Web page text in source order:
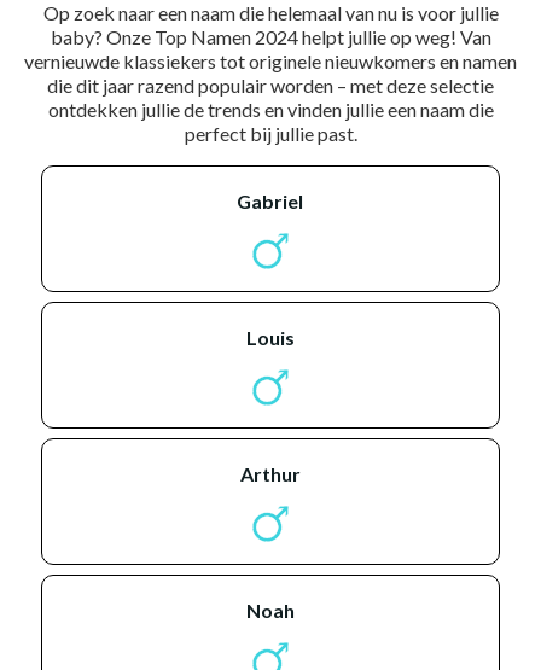
Op zoek naar een naam die helemaal van nu is voor jullie
baby? Onze Top Namen 2024 helpt jullie op weg! Van
vernieuwde klassiekers tot originele nieuwkomers en namen
die dit jaar razend populair worden – met deze selectie
ontdekken jullie de trends en vinden jullie een naam die
perfect bij jullie past.
gabriel
louis
arthur
noah